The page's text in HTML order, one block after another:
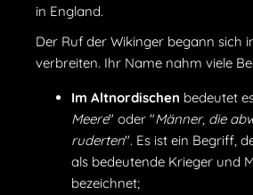
in England.
Der Ruf der Wikinger begann sich
verbreiten. Ihr Name nahm viele
Im Altnordischen bedeutet
Meere" oder "Männer, die
ruderten". Es ist ein Begriff,
als bedeutende Krieger und
bezeichnet;